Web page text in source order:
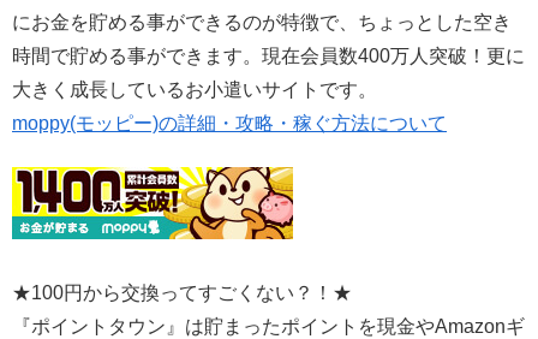
にお金を貯める事ができるのが特徴で、ちょっとした空き
時間で貯める事ができます。現在会員数400万人突破！更に
大きく成長しているお小遣いサイトです。
moppy(モッピー)の詳細・攻略・稼ぐ方法について
★100円から交換ってすごくない？！★
『ポイントタウン』は貯まったポイントを現金やAmazonギ